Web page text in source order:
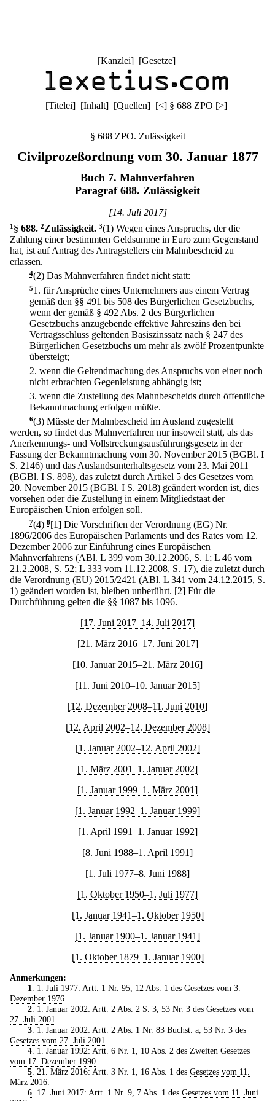
[Kanzlei] [Gesetze]
[Titelei] [Inhalt] [Quellen] [<] § 688 ZPO [>]
§ 688 ZPO. Zulässigkeit
Civilprozeßordnung vom 30. Januar 1877
Buch 7. Mahnverfahren
Paragraf 688. Zulässigkeit
[14. Juli 2017]
1 § 688. 2Zulässigkeit. 3(1) Wegen eines Anspruchs, der die
Zahlung einer bestimmten Geldsumme in Euro zum Gegenstand
hat, ist auf Antrag des Antragstellers ein Mahnbescheid zu
erlassen.
4(2) Das Mahnverfahren findet nicht statt:
51. für Ansprüche eines Unternehmers aus einem Vertrag
gemäß den §§ 491 bis 508 des Bürgerlichen Gesetzbuchs,
wenn der gemäß § 492 Abs. 2 des Bürgerlichen
Gesetzbuchs anzugebende effektive Jahreszins den bei
Vertragsschluss geltenden Basiszinssatz nach § 247 des
Bürgerlichen Gesetzbuchs um mehr als zwölf Prozentpunkte
übersteigt;
2. wenn die Geltendmachung des Anspruchs von einer noch
nicht erbrachten Gegenleistung abhängig ist;
3. wenn die Zustellung des Mahnbescheids durch öffentliche
Bekanntmachung erfolgen müßte.
6(3) Müsste der Mahnbescheid im Ausland zugestellt
werden, so findet das Mahnverfahren nur insoweit statt, als das
Anerkennungs- und Vollstreckungsausführungsgesetz in der
Fassung derBekanntmachung vom 30. November 2015 (BGBl. I
S. 2146) und das Auslandsunterhaltsgesetz vom 23. Mai 2011
(BGBl. I S. 898), das zuletzt durch Artikel 5 des Gesetzes vom
20. November 2015 (BGBl. I S. 2018) geändert worden ist, dies
vorsehen oder die Zustellung in einem Mitgliedstaat der
Europäischen Union erfolgen soll.
7(4) 8[1] Die Vorschriften der Verordnung (EG) Nr.
1896/2006 des Europäischen Parlaments und des Rates vom 12.
Dezember 2006 zur Einführung eines Europäischen
Mahnverfahrens (ABl. L 399 vom 30.12.2006, S. 1; L 46 vom
21.2.2008, S. 52; L 333 vom 11.12.2008, S. 17), die zuletzt durch
die Verordnung (EU) 2015/2421 (ABl. L 341 vom 24.12.2015, S.
1) geändert worden ist, bleiben unberührt. [2] Für die
Durchführung gelten die §§ 1087 bis 1096.
[17. Juni 2017–14. Juli 2017]
[21. März 2016–17. Juni 2017]
[10. Januar 2015–21. März 2016]
[11. Juni 2010–10. Januar 2015]
[12. Dezember 2008–11. Juni 2010]
[12. April 2002–12. Dezember 2008]
[1. Januar 2002–12. April 2002]
[1. März 2001–1. Januar 2002]
[1. Januar 1999–1. März 2001]
[1. Januar 1992–1. Januar 1999]
[1. April 1991–1. Januar 1992]
[8. Juni 1988–1. April 1991]
[1. Juli 1977–8. Juni 1988]
[1. Oktober 1950–1. Juli 1977]
[1. Januar 1941–1. Oktober 1950]
[1. Januar 1900–1. Januar 1941]
[1. Oktober 1879–1. Januar 1900]
Anmerkungen:
1
. 1. Juli 1977: Artt. 1 Nr. 95, 12 Abs. 1 des Gesetzes vom 3.
Dezember 1976
2. 1. Januar 2002: Artt. 2 Abs. 2 S. 3, 53 Nr. 3 des Gesetzes vom
27. Juli 2001
3. 1. Januar 2002: Artt. 2 Abs. 1 Nr. 83 Buchst. a, 53 Nr. 3 des
Gesetzes vom 27. Juli 2001
4. 1. Januar 1992: Artt. 6 Nr. 1, 10 Abs. 2 des Zweiten Gesetzes
vom 17. Dezember 1990
5. 21. März 2016: Artt. 3 Nr. 1, 16 Abs. 1 des Gesetzes vom 11.
März 2016
6. 17. Juni 2017: Artt. 1 Nr. 9, 7 Abs. 1 des Gesetzes vom 11. Juni